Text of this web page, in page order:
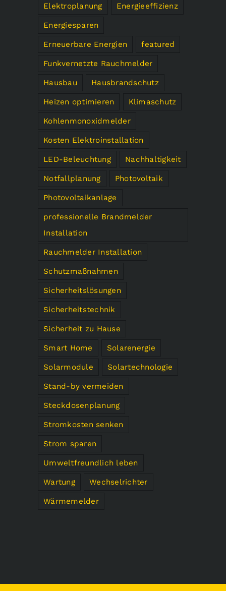
Elektroplanung Energieeffizienz
Energiesparen
Erneuerbare Energien featured
Funkvernetzte Rauchmelder
Hausbau Hausbrandschutz
Heizen optimieren Klimaschutz
Kohlenmonoxidmelder
Kosten Elektroinstallation
LED-Beleuchtung Nachhaltigkeit
Notfallplanung Photovoltaik
Photovoltaikanlage
professionelle Brandmelder
Installation
Rauchmelder Installation
Schutzmaßnahmen
Sicherheitslösungen
Sicherheitstechnik
Sicherheit zu Hause
Smart Home Solarenergie
Solarmodule Solartechnologie
Stand-by vermeiden
Steckdosenplanung
Stromkosten senken
Strom sparen
Umweltfreundlich leben
Wartung Wechselrichter
Wärmemelder